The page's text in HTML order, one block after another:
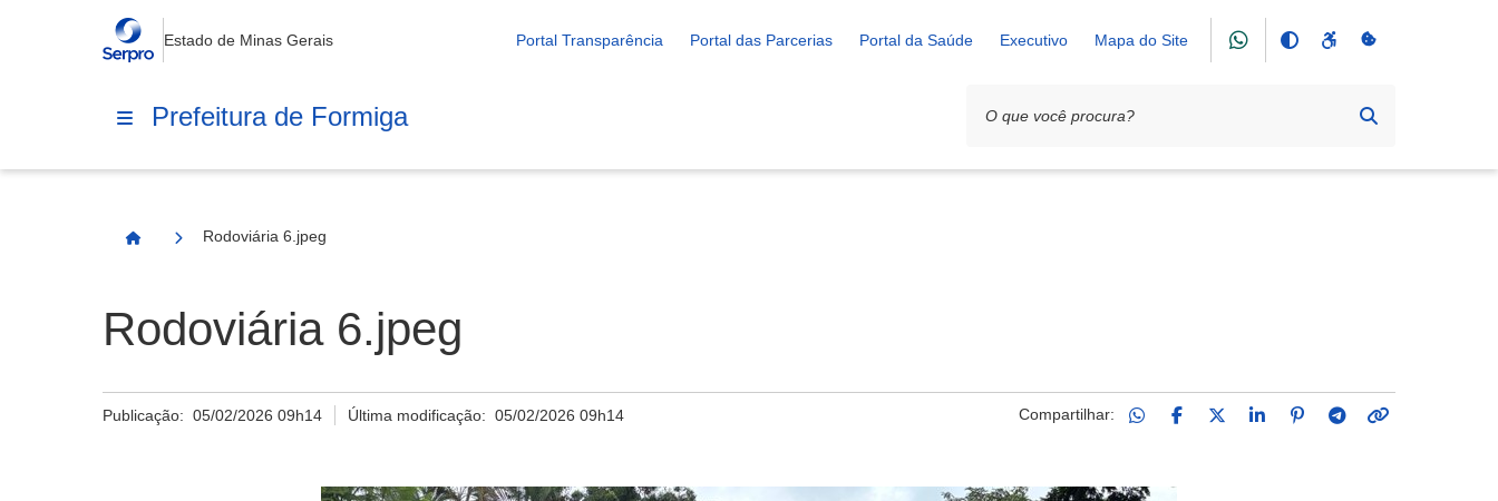
Estado de Minas Gerais Portal Transparência Portal das Parcerias Portal da Saúde Executivo Mapa do Site
Prefeitura de Formiga
Página Inicial
Rodoviária 6.jpeg
Rodoviária 6.jpeg
Publicação: 05/02/2026 09h14 Última modificação:05/02/2026 09h14 Compartilhar: